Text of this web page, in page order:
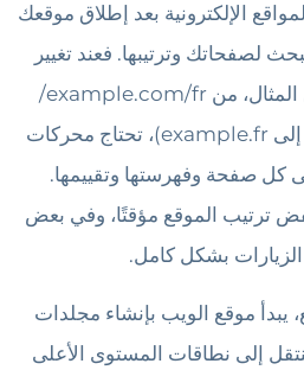
الإلكترونية بعد إطلاق موقعك
لصفحاتك وترتيبها. فعند تغيير
عناوين المواقع (على سبيل المثال، من example.com/fr/
إلى fr.example.com أو إلى example.fr)، تحتاج محركات
كل صفحة وفهرستها وتقييمها.
​​ترتيب الموقع مؤقتًا، وفي بعض
الزيارات بشكل كامل.
يبدأ موقع الويب بإنشاء مجلدات
إلى نطاقات المستوى الأعلى